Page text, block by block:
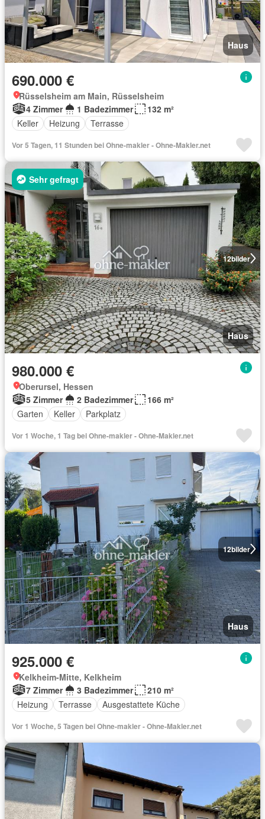
Haus
690.000 €
Rüsselsheim am Main, Rüsselsheim
4 Zimmer
1 Badezimmer
132 m²
Keller
Heizung Terrasse
Vor 5 Tagen, 11 Stunden bei Ohne-makler - Ohne-Makler.net
12bilder
Sehr gefragt
Haus
980.000 €
Oberursel, Hessen
5 Zimmer
2 Badezimmer
166 m²
Garten
Keller Parkplatz
Vor 1 Woche, 1 Tag bei Ohne-makler - Ohne-Makler.net
12bilder
Haus
925.000 €
Kelkheim-Mitte, Kelkheim
7 Zimmer
3 Badezimmer
210 m²
Heizung
Terrasse Ausgestattete Küche
Vor 1 Woche, 5 Tagen bei Ohne-makler - Ohne-Makler.net